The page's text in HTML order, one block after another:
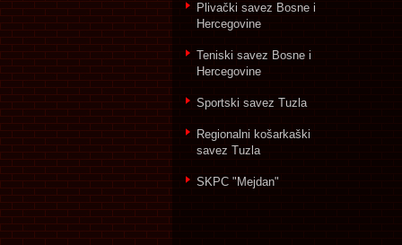
Plivački savez Bosne i
Hercegovine
Teniski savez Bosne i
Hercegovine
Sportski savez Tuzla
Regionalni košarkaški
savez Tuzla
SKPC "Mejdan"